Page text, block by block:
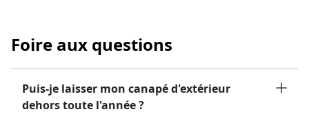
Foire aux questions
Puis-je laisser mon canapé d'extérieur
dehors toute l'année ?